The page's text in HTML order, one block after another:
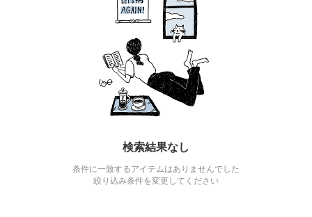
検索結果なし
条件に一致するアイテムはありませんでした
絞り込み条件を変更してください